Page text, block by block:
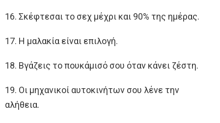
16. Σκέφτεσαι το σεχ μέχρι και 90% της ημέρας.
17. Η μαλακία είναι επιλογή.
18. Βγάζεις το πουκάμισό σου όταν κάνει ζέστη.
19. Οι μηχανικοί αυτοκινήτων σου λένε την
αλήθεια.